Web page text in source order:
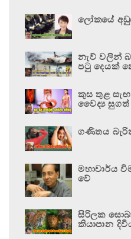
ලෝකයේ
නැව් වලින්
පටු දෙයක්
කුස තුළ
වෛද්‍ය
ගණිතය
මහාචාර්ය
වේ
සිරිලක
කියාපාන